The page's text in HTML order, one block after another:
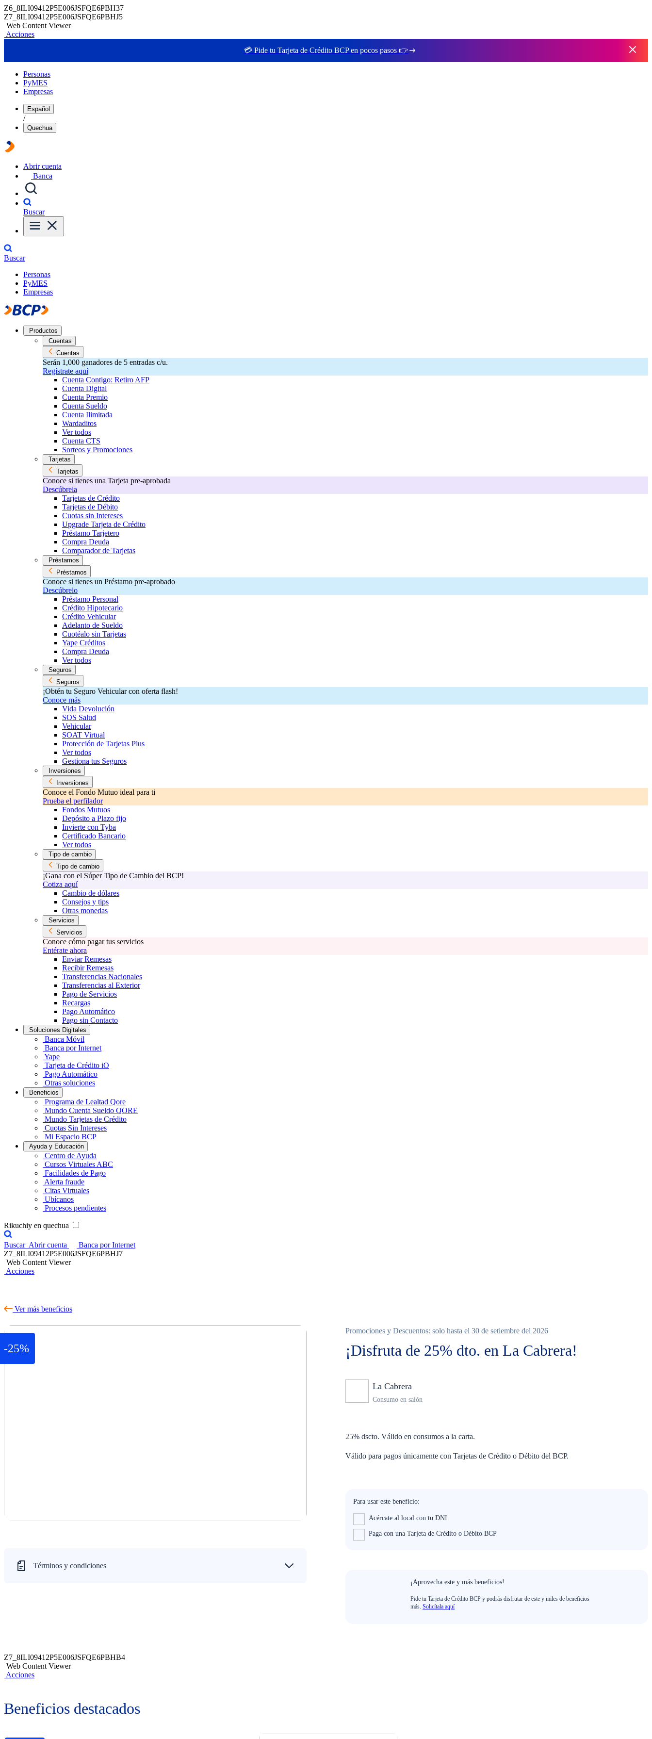
Z6_8ILI09412P5E006JSFQE6PBH37
Z7_8ILI09412P5E006JSFQE6PBHJ5
Web Content Viewer
Acciones
💳 Pide tu Tarjeta de Crédito BCP en pocos pasos 👉
Personas
PyMES
Empresas
Español
/
Quechua
Abrir cuenta
Banca
Buscar
Buscar
Personas
PyMES
Empresas
Productos
Cuentas
Cuentas
Serán 1,000 ganadores de 5 entradas c/u.
Regístrate aquí
Cuenta Contigo: Retiro AFP
Cuenta Digital
Cuenta Premio
Cuenta Sueldo
Cuenta Ilimitada
Wardaditos
Ver todos
Cuenta CTS
Sorteos y Promociones
Tarjetas
Tarjetas
Conoce si tienes una Tarjeta pre-aprobada
Descúbrela
Tarjetas de Crédito
Tarjetas de Débito
Cuotas sin Intereses
Upgrade Tarjeta de Crédito
Préstamo Tarjetero
Compra Deuda
Comparador de Tarjetas
Préstamos
Préstamos
Conoce si tienes un Préstamo pre-aprobado
Descúbrelo
Préstamo Personal
Crédito Hipotecario
Crédito Vehicular
Adelanto de Sueldo
Cuotéalo sin Tarjetas
Yape Créditos
Compra Deuda
Ver todos
Seguros
Seguros
¡Obtén tu Seguro Vehicular con oferta flash!
Conoce más
Vida Devolución
SOS Salud
Vehicular
SOAT Virtual
Protección de Tarjetas Plus
Ver todos
Gestiona tus Seguros
Inversiones
Inversiones
Conoce el Fondo Mutuo ideal para ti
Prueba el perfilador
Fondos Mutuos
Depósito a Plazo fijo
Invierte con Tyba
Certificado Bancario
Ver todos
Tipo de cambio
Tipo de cambio
¡Gana con el Súper Tipo de Cambio del BCP!
Cotiza aquí
Cambio de dólares
Consejos y tips
Otras monedas
Servicios
Servicios
Conoce cómo pagar tus servicios
Entérate ahora
Enviar Remesas
Recibir Remesas
Transferencias Nacionales
Transferencias al Exterior
Pago de Servicios
Recargas
Pago Automático
Pago sin Contacto
Soluciones Digitales
Banca Móvil
Banca por Internet
Yape
Tarjeta de Crédito iO
Pago Automático
Otras soluciones
Beneficios
Programa de Lealtad Qore
Mundo Cuenta Sueldo QORE
Mundo Tarjetas de Crédito
Cuotas Sin Intereses
Mi Espacio BCP
Ayuda y Educación
Centro de Ayuda
Cursos Virtuales ABC
Facilidades de Pago
Alerta fraude
Citas Virtuales
Ubícanos
Procesos pendientes
Rikuchiy en quechua
Buscar Abrir cuenta
Banca por Internet
Z7_8ILI09412P5E006JSFQE6PBHJ7
Web Content Viewer
Acciones
Ver más beneficios
-25%
Términos y condiciones
Promociones y Descuentos: solo hasta el 30 de setiembre del 2026
¡Disfruta de 25% dto. en La Cabrera!
La Cabrera
Consumo en salón
25% dscto. Válido en consumos a la carta.
Válido para pagos únicamente con Tarjetas de Crédito o Débito del BCP.
Para usar este beneficio:
Acércate al local con tu DNI
Paga con una Tarjeta de Crédito o Débito BCP
¡Aprovecha este y más beneficios!
Pide tu Tarjeta de Crédito BCP y podrás disfrutar de este y miles de beneficios
más. Solicítala aquí
Z7_8ILI09412P5E006JSFQE6PBHB4
Web Content Viewer
Acciones
Beneficios destacados